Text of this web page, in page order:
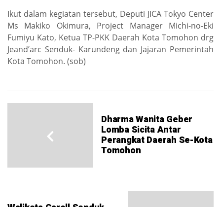
Ikut dalam kegiatan tersebut, Deputi JICA Tokyo Center
Ms Makiko Okimura, Project Manager Michi-no-Eki
Fumiyu Kato, Ketua TP-PKK Daerah Kota Tomohon drg
Jeand’arc Senduk- Karundeng dan Jajaran Pemerintah
Kota Tomohon. (sob)
Dharma Wanita Geber
Lomba Sicita Antar
Perangkat Daerah Se-Kota
Tomohon